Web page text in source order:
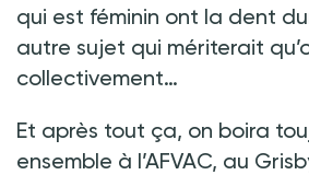
qui est féminin ont la dent
autre sujet qui mériterait
collectivement…
Et après tout ça, on boira
ensemble à l’AFVAC, au